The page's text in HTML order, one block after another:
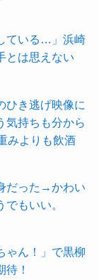
ている…」浜崎
とは思えない
ひき逃げ映像に
気持ちも分から
みよりも飲酒
だった→かわい
もいい。
ん！」で黒柳
！